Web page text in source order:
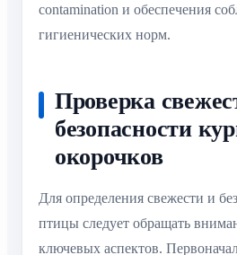
contamination и обеспечения
гигиенических норм.
Проверка
безопасности
окорочков
Для определения свежести и
птицы следует обращать
ключевых аспектов.